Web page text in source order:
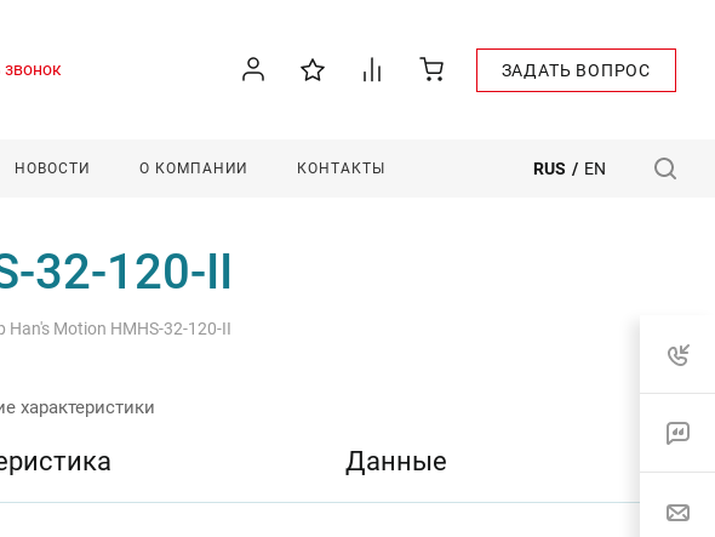
звонок ЗАДАТЬ ВОПРОС
НОВОСТИ О КОМПАНИИ КОНТАКТЫ RUS / EN
32-120-II
Han's Motion HMHS-32-120-II
характеристики
Данные